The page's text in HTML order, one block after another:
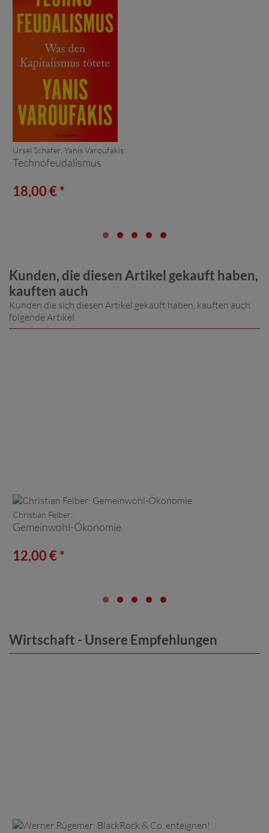
Ursel Schäfer, Yanis Varoufakis:
Technofeudalismus
18,00 € *
Kunden, die diesen Artikel gekauft haben,
kauften auch
Kunden die sich diesen Artikel gekauft haben, kauften auch
folgende Artikel.
Christian Felber:
Gemeinwohl-Ökonomie
12,00 € *
Wirtschaft - Unsere Empfehlungen